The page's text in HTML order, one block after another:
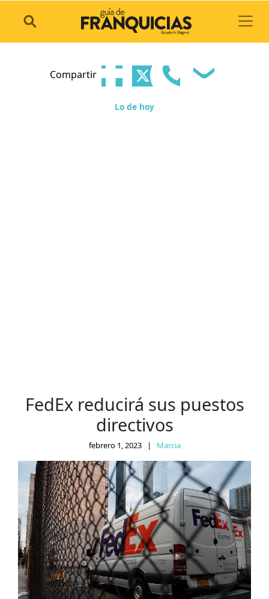
Compartir
Lo de hoy
FedEx reducirá sus puestos
directivos
febrero 1, 2023 | Marcia